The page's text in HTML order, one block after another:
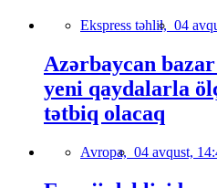
Ekspress təhlil, 04
Azərbaycan
yeni qaydalarla
tətbiq olacaq
Avropa, 04 avqust,